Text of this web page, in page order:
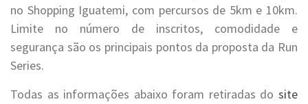
no Shopping Iguatemi, com percursos de 5km e 10km.
Limite no número de inscritos, comodidade e
segurança são os principais pontos da proposta da Run
Series.
Todas as informações abaixo foram retiradas do site